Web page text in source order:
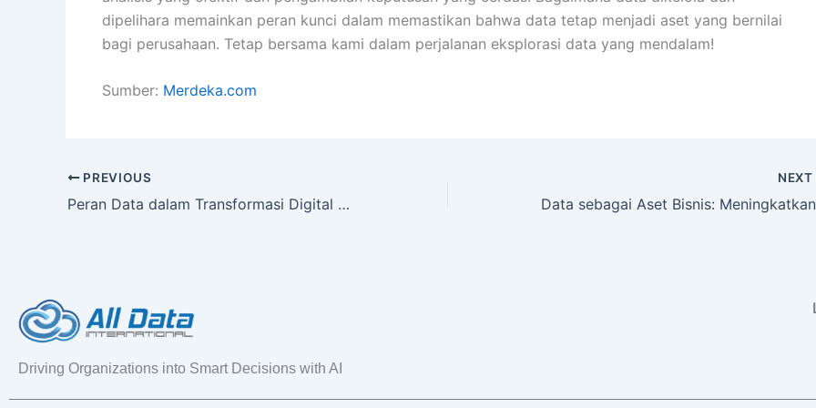
dipelihara memainkan peran kunci dalam memastikan bahwa data tetap menjadi aset yang bernilai
bagi perusahaan. Tetap bersama kami dalam perjalanan eksplorasi data yang mendalam!
Sumber: Merdeka.com
PREVIOUS
Peran Data dalam Transformasi Digital Perusahaan
NEXT
Driving Organizations into Smart Decisions with AI